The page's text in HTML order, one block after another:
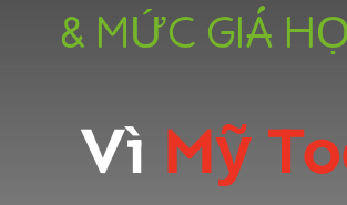
& MỨC GIÁ
Vì Mỹ